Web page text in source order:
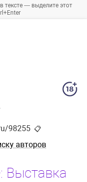
тексте — выделите этот
98255 📋
авторов
Выставка